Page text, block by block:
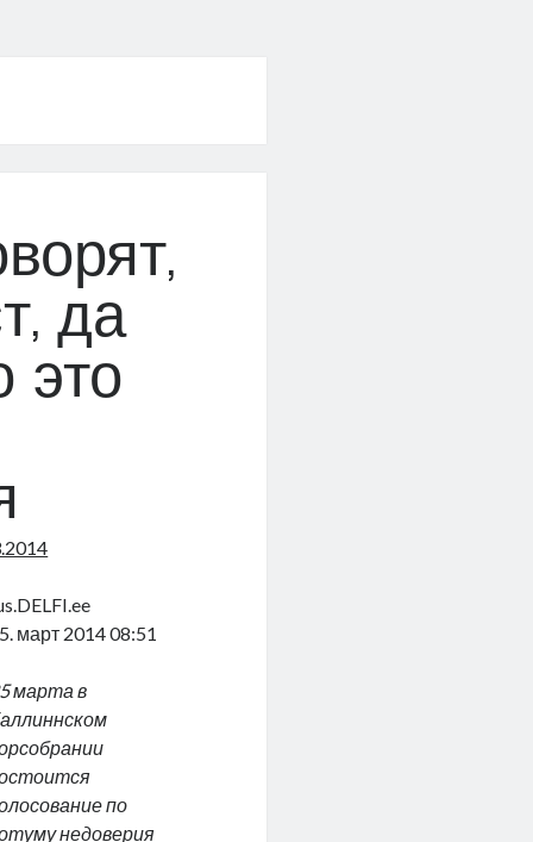
да
это
март 2014 08:51
марта в
по
недоверия